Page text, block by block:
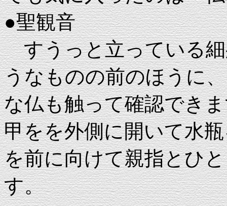
●聖観音
すうっと立っている細
うなものの前のほうに
な仏も触って確認でき
甲をを外側に開いて水
を前に向けて親指とひ
す。